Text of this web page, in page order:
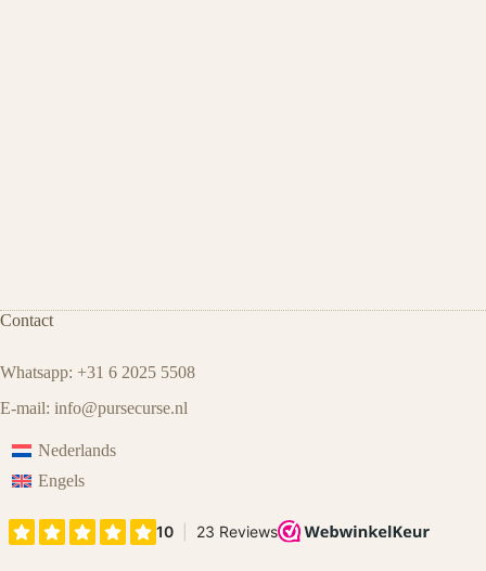
Contact
Whatsapp: +31 6 2025 5508
E-mail: info@pursecurse.nl
Nederlands
Engels